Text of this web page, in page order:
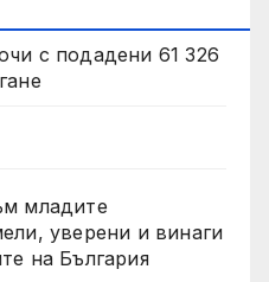
с подадени 61 326
младите
уверени и винаги
на България